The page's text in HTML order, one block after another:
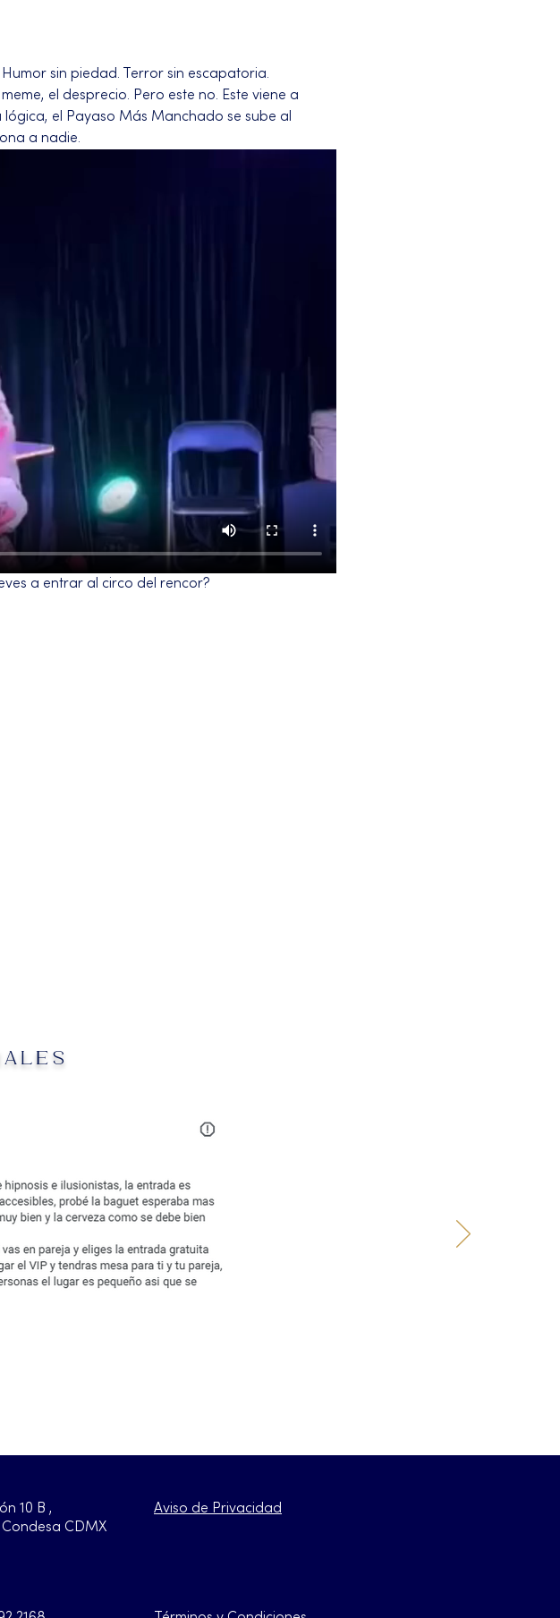
sin piedad. Terror sin escapatoria.
el desprecio. Pero este no. Este viene a
el Payaso Más Manchado se sube al
a nadie.
a entrar al circo del rencor?
10 B ,
CDMX
Aviso de Privacidad